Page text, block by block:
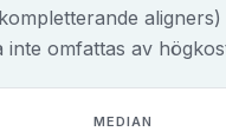
omfattas av
MEDIAN